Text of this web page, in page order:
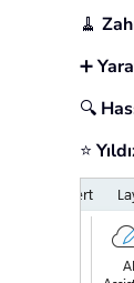
🧹
➕
🔍
⭐